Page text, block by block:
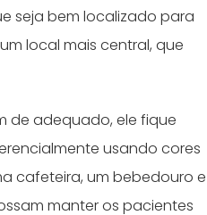
seja bem localizado para
local mais central, que
de adequado, ele fique
usando cores
cafeteira, um bebedouro e
manter os pacientes